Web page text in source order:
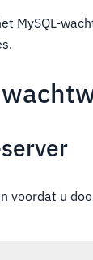
MySQL-
voordat u